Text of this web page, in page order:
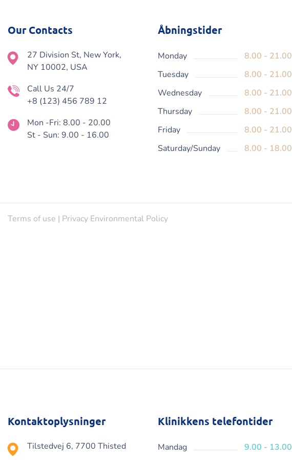
Our Contacts
27 Division St, New York,
NY 10002, USA
Call Us 24/7
+8 (123) 456 789 12
Mon -Fri: 8.00 - 20.00
St - Sun: 9.00 - 16.00
Åbningstider
Monday
8.00 - 21.00
Tuesday
8.00 - 21.00
Wednesday
8.00 - 21.00
Thursday
8.00 - 21.00
Friday
8.00 - 21.00
Saturday/Sunday
8.00 - 18.00
Terms of use | Privacy Environmental Policy
Kontaktoplysninger
Tilstedvej 6, 7700 Thisted
Klinikkens telefontider
Mandag
9.00 - 13.00